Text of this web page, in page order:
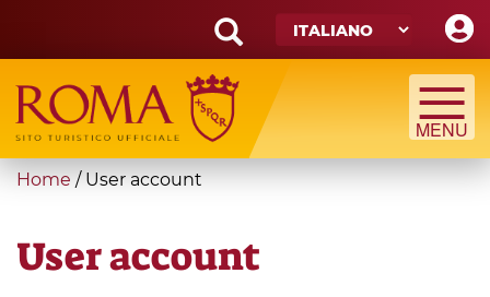
main
content
Search
form
Cerca
You
here
Home / User account
User account